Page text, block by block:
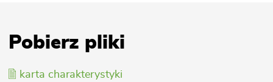
Pobierz pliki
karta charakterystyki